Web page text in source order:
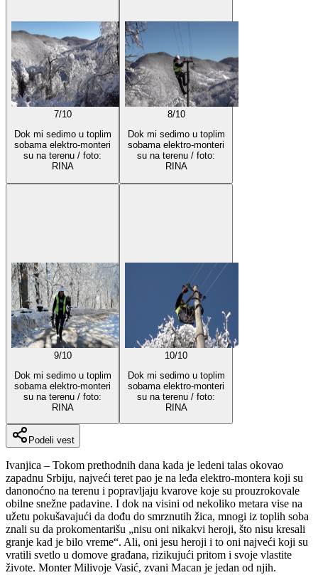
7/10
Dok mi sedimo u toplim
sobama elektro-monteri
su na terenu / foto:
RINA
8/10
Dok mi sedimo u toplim
sobama elektro-monteri
su na terenu / foto:
RINA
9/10
Dok mi sedimo u toplim
sobama elektro-monteri
su na terenu / foto:
RINA
10/10
Dok mi sedimo u toplim
sobama elektro-monteri
su na terenu / foto:
RINA
Podeli vest
Ivanjica – Tokom prethodnih dana kada je ledeni talas okovao
zapadnu Srbiju, najveći teret pao je na leđa elektro-montera koji su
danonoćno na terenu i popravljaju kvarove koje su prouzrokovale
obilne snežne padavine. I dok na visini od nekoliko metara vise na
užetu pokušavajući da dođu do smrznutih žica, mnogi iz toplih soba
znali su da prokomentarišu „nisu oni nikakvi heroji, što nisu kresali
granje kad je bilo vreme“. Ali, oni jesu heroji i to oni najveći koji su
vratili svetlo u domove građana, rizikujući pritom i svoje vlastite
živote. Monter Milivoje Vasić, zvani Macan je jedan od njih.